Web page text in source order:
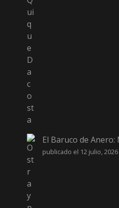
El Baruco de
publicado el 12 julio, 2026